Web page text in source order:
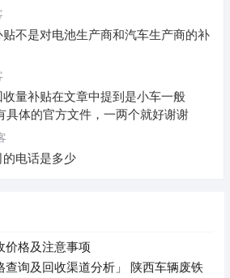
不是对电池生产商和汽车生产商的补
量补贴在文章中提到是小车一般
具体的官方文件，一两个就好谢谢
电话是多少
价格及注意事项
查询及回收渠道分析」 陕西车辆废铁